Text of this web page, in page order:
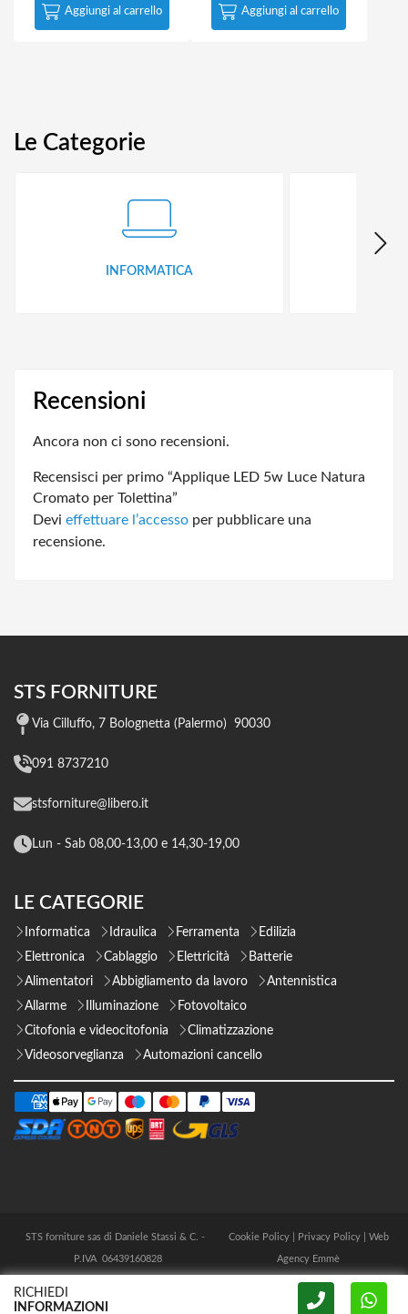
Aggiungi al carrello Aggiungi al carrello
Le Categorie
INFORMATICA
Recensioni
Ancora non ci sono recensioni.
Recensisci per primo “Applique LED 5w Luce Natura
Cromato per Tolettina”
Devi effettuare l’accesso per pubblicare una
recensione.
STS FORNITURE
Via Cilluffo, 7 Bolognetta (Palermo) 90030
091 8737210
stsforniture@libero.it
Lun - Sab 08,00-13,00 e 14,30-19,00
LE CATEGORIE
Informatica Idraulica Ferramenta
Edilizia
Elettronica
Cablaggio Elettricità
Batterie
Alimentatori
Abbigliamento da lavoro
Antennistica
Allarme
Illuminazione
Fotovoltaico
Citofonia e videocitofonia
Climatizzazione
Videosorveglianza
Automazioni cancello
STS forniture sas di Daniele Stassi & C. -
P.IVA 06439160828
Cookie Policy| Privacy Policy| Web
Agency Emmè
RICHIEDI
INFORMAZIONI